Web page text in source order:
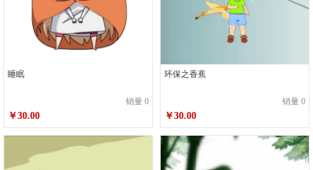
睡眠
销量 0
￥30.00
环保之香蕉
销量 0
￥30.00